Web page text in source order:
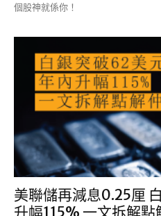
個股神就係你！
美聯儲再減息0.25厘
升幅115% 一文拆解點